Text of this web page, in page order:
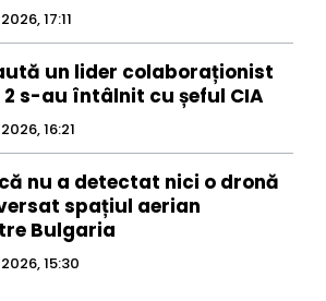
17:11
un lider colaboraționist
s-au întâlnit cu șeful CIA
16:21
nu a detectat nici o dronă
spațiul aerian
Bulgaria
15:30